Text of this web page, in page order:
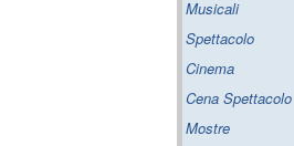
Musicali
Spettacolo
Cinema
Cena Spettacolo
Mostre